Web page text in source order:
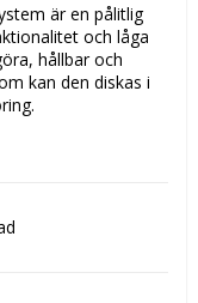
är en pålitlig
och låga
hållbar och
kan den diskas i